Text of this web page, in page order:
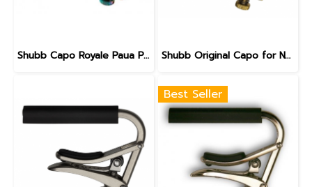
Shubb Capo Royale Paua Pearl for Nylon String Guitar - C2P Shubb Original Capo for Nylon String Guitar - C2B Plain Brass
Best Seller